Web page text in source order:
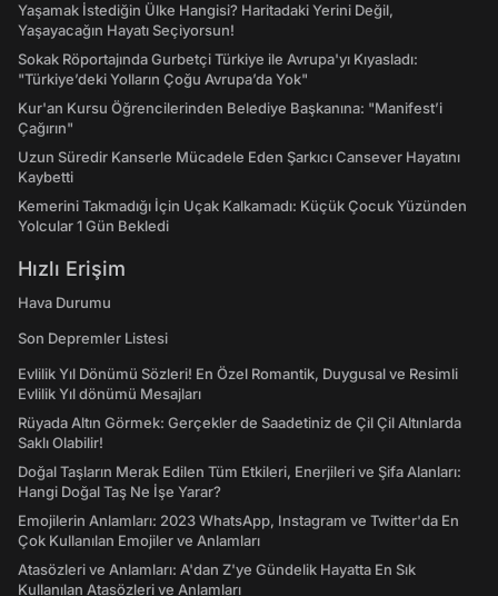
Yaşamak İstediğin Ülke Hangisi? Haritadaki Yerini Değil,
Yaşayacağın Hayatı Seçiyorsun!
Sokak Röportajında Gurbetçi Türkiye ile Avrupa'yı Kıyasladı:
"Türkiye’deki Yolların Çoğu Avrupa’da Yok"
Kur'an Kursu Öğrencilerinden Belediye Başkanına: "Manifest’i
Çağırın"
Uzun Süredir Kanserle Mücadele Eden Şarkıcı Cansever Hayatını
Kaybetti
Kemerini Takmadığı İçin Uçak Kalkamadı: Küçük Çocuk Yüzünden
Yolcular 1 Gün Bekledi
Hızlı Erişim
Hava Durumu
Son Depremler Listesi
Evlilik Yıl Dönümü Sözleri! En Özel Romantik, Duygusal ve Resimli
Evlilik Yıl dönümü Mesajları
Rüyada Altın Görmek: Gerçekler de Saadetiniz de Çil Çil Altınlarda
Saklı Olabilir!
Doğal Taşların Merak Edilen Tüm Etkileri, Enerjileri ve Şifa Alanları:
Hangi Doğal Taş Ne İşe Yarar?
Emojilerin Anlamları: 2023 WhatsApp, Instagram ve Twitter'da En
Çok Kullanılan Emojiler ve Anlamları
Atasözleri ve Anlamları: A'dan Z'ye Gündelik Hayatta En Sık
Kullanılan Atasözleri ve Anlamları